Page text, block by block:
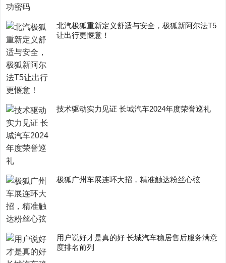
​北汽极狐重新定义舒适与安全，极狐新阿尔法T5
让出行更惬意！
技术驱动实力见证 长城汽车2024年度荣誉巡礼
极狐广州车展连环大招，精准触达粉丝心弦
用户说好才是真的好 长城汽车稳居售后服务满意
度排名前列